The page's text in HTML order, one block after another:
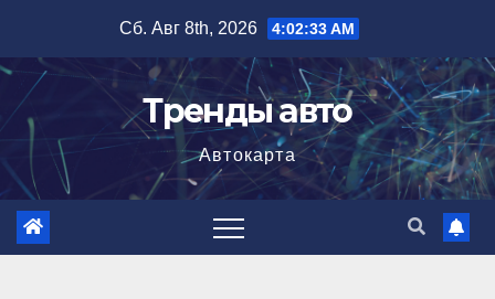
содержимому
Сб. Авг 8th, 2026 4:02:34 AM
Тренды авто
Автокарта